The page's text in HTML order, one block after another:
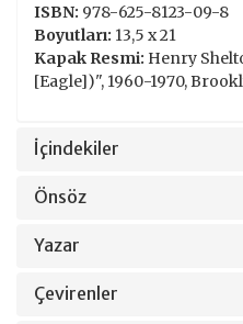
ISBN: 978-625-8123-09-8
Boyutları: 13,5 x 21
Kapak Resmi: Henry
[Eagle])", 1960-1970,
İçindekiler
Önsöz
Yazar
Çevirenler